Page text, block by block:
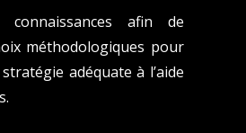
connaissances afin de
méthodologiques pour
adéquate à l’aide